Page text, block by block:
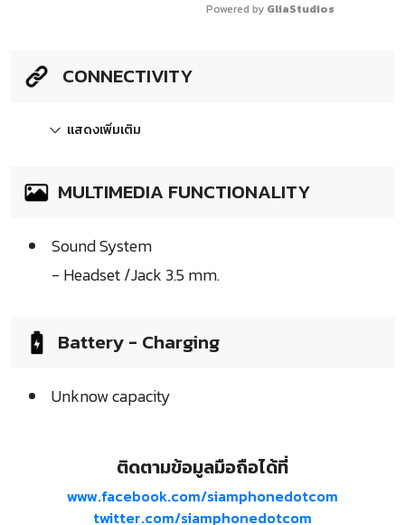
Powered by GliaStudios
CONNECTIVITY
แสดงเพิ่มเติม
MULTIMEDIA FUNCTIONALITY
Sound System
- Headset /Jack 3.5 mm.
Battery - Charging
Unknow capacity
ติดตามข้อมูลมือถือได้ที่
www.facebook.com/siamphonedotcom
twitter.com/siamphonedotcom